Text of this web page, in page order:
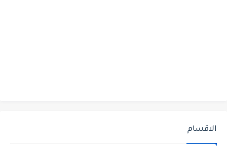
الاقسام